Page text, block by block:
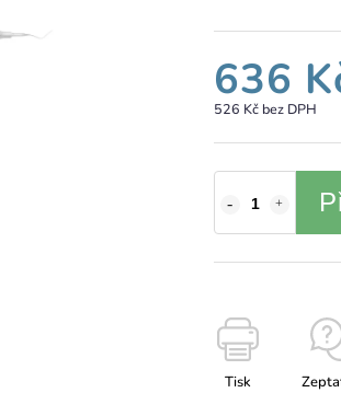
636
526 Kč bez DPH
Tisk